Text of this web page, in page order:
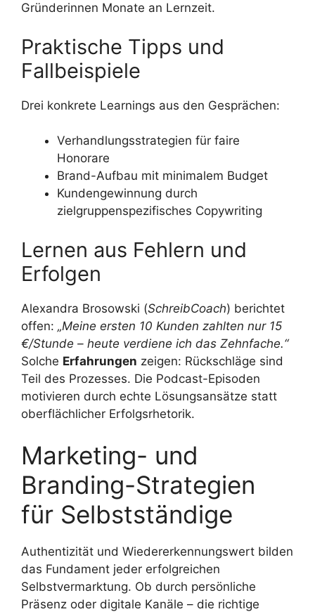
Gründerinnen Monate an Lernzeit.
Praktische Tipps und
Fallbeispiele
Drei konkrete Learnings aus den Gesprächen:
Verhandlungsstrategien für faire
Honorare
Brand-Aufbau mit minimalem Budget
Kundengewinnung durch
zielgruppenspezifisches Copywriting
Lernen aus Fehlern und
Erfolgen
Alexandra Brosowski (SchreibCoach) berichtet
offen: „Meine ersten 10 Kunden zahlten nur 15
€/Stunde – heute verdiene ich das Zehnfache.“
Solche Erfahrungen zeigen: Rückschläge sind
Teil des Prozesses. Die Podcast-Episoden
motivieren durch echte Lösungsansätze statt
oberflächlicher Erfolgsrhetorik.
Marketing- und
Branding-Strategien
für Selbstständige
Authentizität und Wiedererkennungswert bilden
das Fundament jeder erfolgreichen
Selbstvermarktung. Ob durch persönliche
Präsenz oder digitale Kanäle – die richtige